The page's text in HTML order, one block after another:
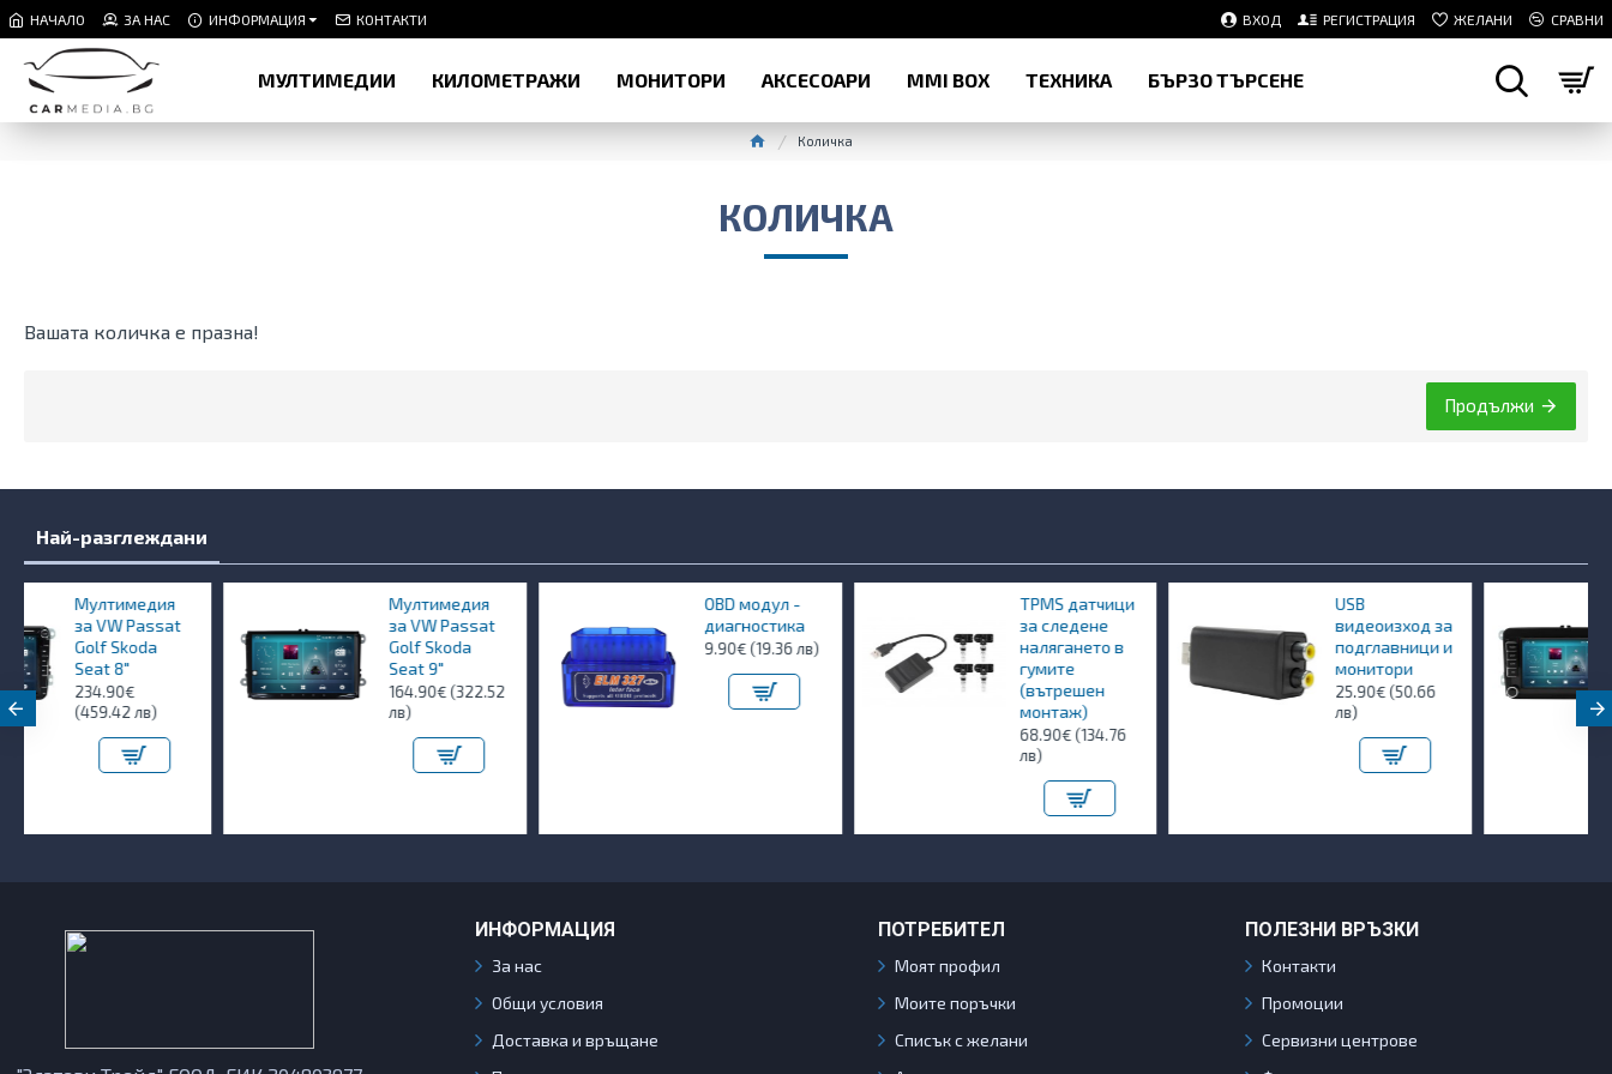
НАЧАЛО ЗА НАС ИНФОРМАЦИЯ КОНТАКТИ ВХОД РЕГИСТРАЦИЯ ЖЕЛАНИ СРАВНИ
МУЛТИМЕДИИ КИЛОМЕТРАЖИ МОНИТОРИ АКСЕСОАРИ MMI BOX ТЕХНИКА БЪРЗО ТЪРСЕНЕ
Количка
КОЛИЧКА
Вашата количка е празна!
Продължи
Най-разглеждани
за VW Passat
Golf Skoda
Seat 9"
164.90€ (322.52
диагностика
9.90€ (19.36 лв)
налягането в
гумите
(вътрешен
видеоизход за
подглавници и
монитори
25.90€ (50.66
за VW Passat
Golf Skoda
Seat 7"
384.90€ (752.80
ИНФОРМАЦИЯ
За нас
Общи условия
Доставка и връщане
ПОТРЕБИТЕЛ
Моят профил
Моите поръчки
Списък с желани
ПОЛЕЗНИ ВРЪЗКИ
Контакти
Промоции
Сервизни центрове